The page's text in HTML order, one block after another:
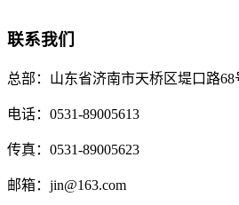
联系我们
总部： 山东省济南市天桥区堤口路68
电话： 0531-89005613
传真： 0531-89005623
邮箱： jin@163.com